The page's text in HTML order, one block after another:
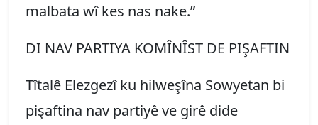
malbata wî kes nas nake.”
DI NAV PARTIYA KOMÎNÎST DE PIŞAFTIN
Tîtalê Elezgezî ku hilweşîna Sowyetan bi
pişaftina nav partiyê ve girê dide